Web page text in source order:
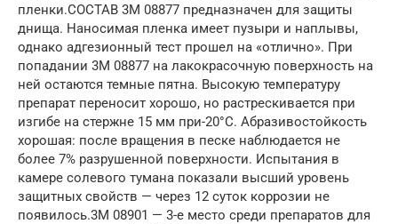
пленки.СОСТАВ 3М 08877 предназначен для защиты
днища. Наносимая пленка имеет пузыри и наплывы,
однако адгезионный тест прошел на «отлично». При
попадании 3М 08877 на лакокрасочную поверхность на
ней остаются темные пятна. Высокую температуру
препарат переносит хорошо, но растрескивается при
изгибе на стержне 15 мм при-20°С. Абразивостойкость
хорошая: после вращения в песке наблюдается не
более 7% разрушенной поверхности. Испытания в
камере солевого тумана показали высший уровень
защитных свойств — через 12 суток коррозии не
появилось.3М 08901 — 3-е место среди препаратов для